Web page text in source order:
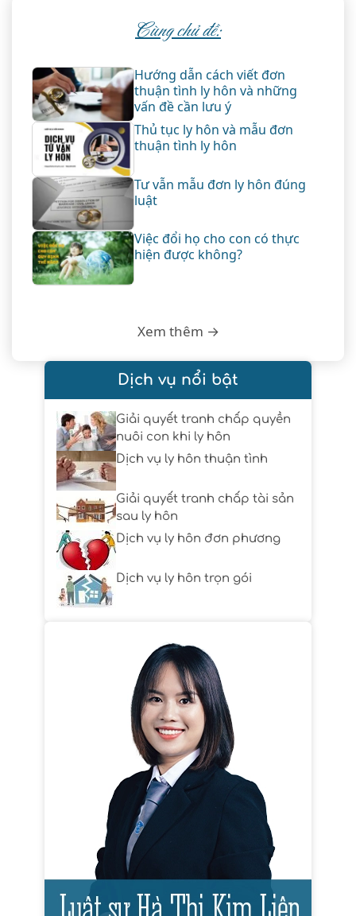
Cùng chủ đề:
Hướng dẫn cách viết đơn
thuận tình ly hôn và những
vấn đề cần lưu ý
Thủ tục ly hôn và mẫu đơn
thuận tình ly hôn
Tư vẫn mẫu đơn ly hôn đúng
luật
Việc đổi họ cho con có thực
hiện được không?
Xem thêm →
Dịch vụ nổi bật
Giải quyết tranh chấp quyền
nuôi con khi ly hôn
Dịch vụ ly hôn thuận tình
Giải quyết tranh chấp tài sản
sau ly hôn
Dịch vụ ly hôn đơn phương
Dịch vụ ly hôn trọn gói